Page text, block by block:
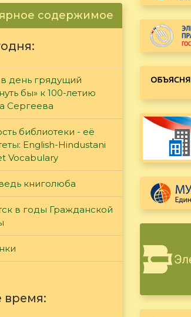
содержимое
день грядущий
бы» к 100-летию
Сергеева
библиотеки - её
English-Hindustani
Vocabulary
книголюба
в годы Гражданской
время: